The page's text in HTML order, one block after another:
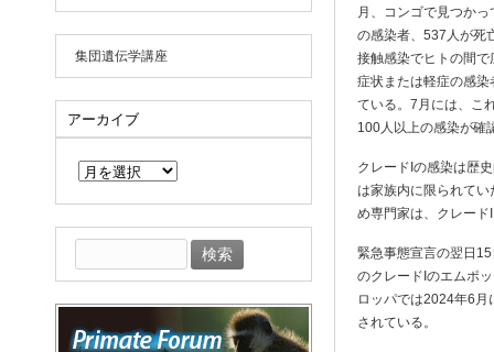
月、コンゴで見つか
の感染者、537人が死
接触感染でヒトの間
症状または軽症の感
ている。7月には、こ
100人以上の感染が確
クレードIの感染は歴
は家族内に限られて
め専門家は、クレー
緊急事態宣言の翌日
のクレードIのエムポ
ロッパでは2024年6
されている。
集団遺伝学講座
アーカイブ
イ
ブ
索: